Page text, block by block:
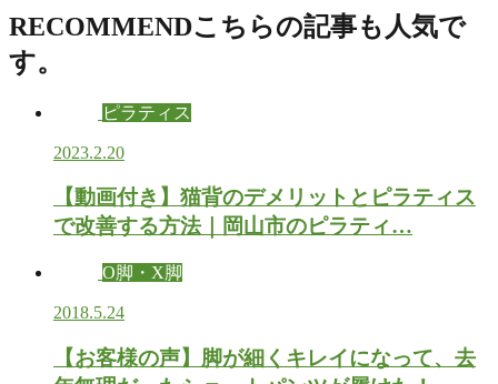
RECOMMENDこちらの記事も人気で
す。
ピラティス
2023.2.20
【動画付き】猫背のデメリットとピラティス
で改善する方法｜岡山市のピラティ…
O脚・X脚
2018.5.24
【お客様の声】脚が細くキレイになって、去